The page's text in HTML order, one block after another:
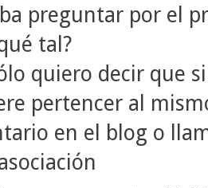
preguntar por el
tal?
quiero decir que
pertencer al
en el blog o